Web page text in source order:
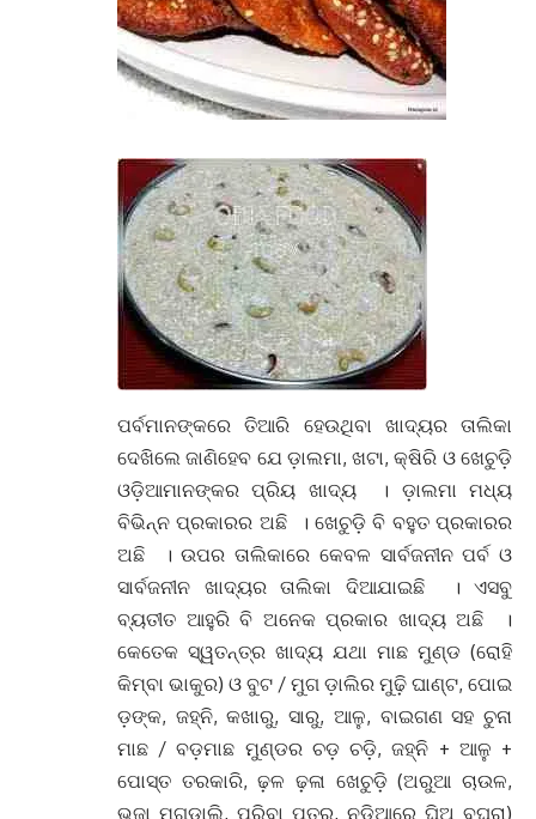
ପର୍ବମାନଙ୍କରେ ତିଆରି ହେଉଥିବା ଖାଦ୍ୟର ତାଲିକା
ଦେଖିଲେ ଜାଣିହେବ ଯେ ଡ଼ାଲମା, ଖଟା, କ୍ଷିରି ଓ ଖେଚୁଡ଼ି
ଓଡ଼ିଆମାନଙ୍କର ପ୍ରିୟ ଖାଦ୍ୟ । ଡ଼ାଲମା ମଧ୍ୟ
ବିଭିନ୍ନ ପ୍ରକାରର ଅଛି । ଖେଚୁଡ଼ି ବି ବହୁତ ପ୍ରକାରର
ଅଛି । ଉପର ତାଲିକାରେ କେବଳ ସାର୍ବଜନୀନ ପର୍ବ ଓ
ସାର୍ବଜନୀନ ଖାଦ୍ୟର ତାଲିକା ଦିଆଯାଇଛି । ଏସବୁ
ବ୍ୟତୀତ ଆହୁରି ବି ଅନେକ ପ୍ରକାର ଖାଦ୍ୟ ଅଛି ।
କେତେକ ସ୍ୱତନ୍ତ୍ର ଖାଦ୍ୟ ଯଥା ମାଛ ମୁଣ୍ଡ (ରୋହି
କିମ୍ବା ଭାକୁର) ଓ ବୁଟ / ମୁଗ ଡ଼ାଲିର ମୁଢ଼ି ଘାଣ୍ଟ, ପୋଇ
ଡ଼ଙ୍କ, ଜହ୍ନି, କଖାରୁ, ସାରୁ, ଆଳୁ, ବାଇଗଣ ସହ ଚୁନା
ମାଛ / ବଡ଼ମାଛ ମୁଣ୍ଡର ଚଡ଼ ଚଡ଼ି, ଜହ୍ନି + ଆଳୁ +
ପୋସ୍ତ ତରକାରି, ଢ଼ଳ ଢ଼ଳା ଖେଚୁଡ଼ି (ଅରୁଆ ଚାଉଳ,
ଭଜା ମୁଗଡ଼ାଲି, ପରିବା ପତ୍ର, ନଡ଼ିଆରେ ଘିଅ ବଘରା)